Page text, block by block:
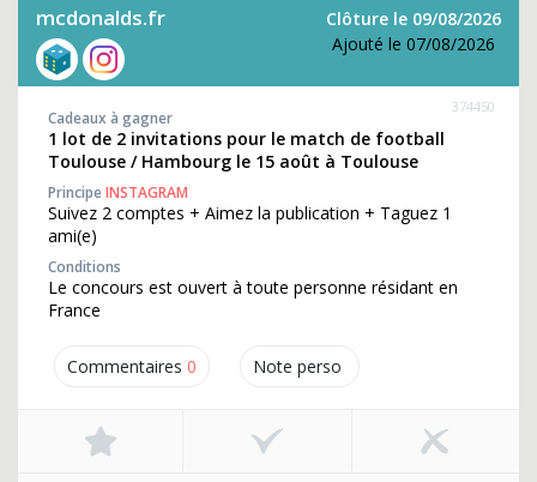
mcdonalds.fr
Clôture le 09/08/2026
Ajouté le 07/08/2026
Commentaires 0 Note perso
374450
Cadeaux à gagner
1 lot de 2 invitations pour le match de football
Toulouse / Hambourg le 15 août à Toulouse
PrincipeINSTAGRAM
Suivez 2 comptes + Aimez la publication + Taguez 1
ami(e)
Conditions
Le concours est ouvert à toute personne résidant en
France